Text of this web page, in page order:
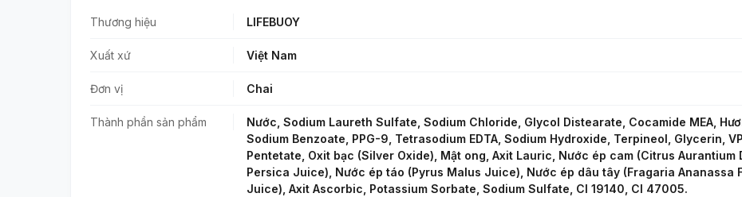
Thương hiệu LIFEBUOY
Xuất xứ Việt Nam
Đơn vị Chai
Thành phần sản phẩm
Nước, Sodium Laureth Sulfate, Sodium Chloride, Glycol Distearate, Cocamide MEA,
Sodium Benzoate, PPG-9, Tetrasodium EDTA, Sodium Hydroxide, Terpineol, Glycerin,
Pentetate, Oxit bạc (Silver Oxide), Mật ong, Axit Lauric, Nước ép cam (Citrus
Persica Juice), Nước ép táo (Pyrus Malus Juice), Nước ép dâu tây (Fragaria Ananassa
Juice), Axit Ascorbic, Potassium Sorbate, Sodium Sulfate, CI 19140, CI 47005.